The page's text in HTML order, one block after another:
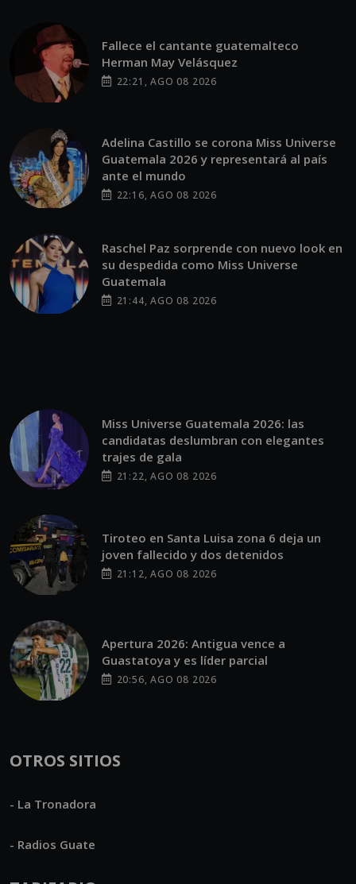
Fallece el cantante guatemalteco
Herman May Velásquez
22:21, AGO 08 2026
Adelina Castillo se corona Miss Universe
Guatemala 2026 y representará al país
ante el mundo
22:16, AGO 08 2026
Raschel Paz sorprende con nuevo look en
su despedida como Miss Universe
Guatemala
21:44, AGO 08 2026
Miss Universe Guatemala 2026: las
candidatas deslumbran con elegantes
trajes de gala
21:22, AGO 08 2026
Tiroteo en Santa Luisa zona 6 deja un
joven fallecido y dos detenidos
21:12, AGO 08 2026
Apertura 2026: Antigua vence a
Guastatoya y es líder parcial
20:56, AGO 08 2026
OTROS SITIOS
- La Tronadora
- Radios Guate